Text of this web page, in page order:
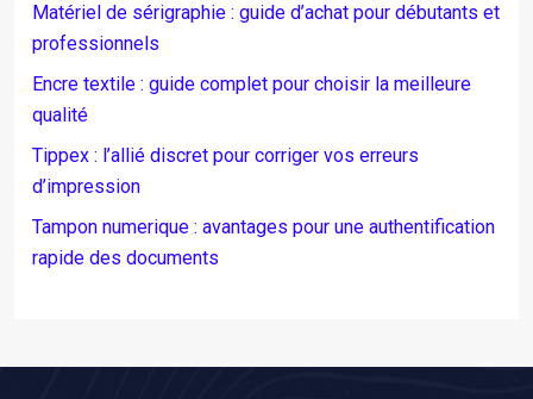
Matériel de sérigraphie : guide d’achat pour débutants et
professionnels
Encre textile : guide complet pour choisir la meilleure
qualité
Tippex : l’allié discret pour corriger vos erreurs
d’impression
Tampon numerique : avantages pour une authentification
rapide des documents